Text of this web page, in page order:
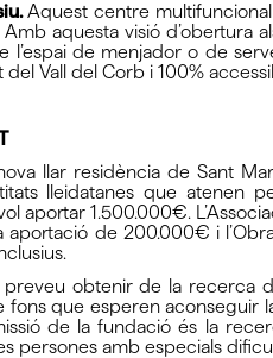
Aquest centre multifuncional
aquesta visió d’obertura
l’espai de menjador o de
del Vall del Corb i 100%
nova llar residència de Sant
lleidatanes que atenen
aportar 1.500.000€.
aportació de 200.000€ i
preveu obtenir de la recerca
que esperen aconseguir
de la fundació és la
persones amb especials